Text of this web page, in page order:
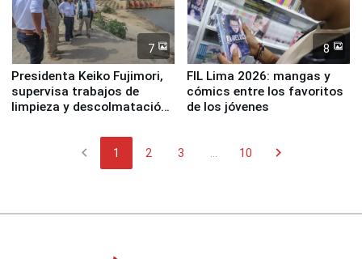
7
Presidenta Keiko Fujimori,
supervisa trabajos de
limpieza y descolmatación
8
FIL Lima 2026: mangas y
cómics entre los favoritos
de los jóvenes
chevron_left 1 2 3 10 chevron_right